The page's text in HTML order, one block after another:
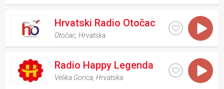
Hrvatski Radio Otočac
Otočac ,Hrvatska
Radio Happy Legenda
Velika Gorica ,Hrvatska